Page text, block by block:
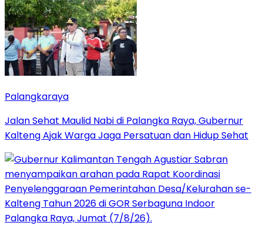
Palangkaraya
Jalan Sehat Maulid Nabi di Palangka Raya, Gubernur
Kalteng Ajak Warga Jaga Persatuan dan Hidup Sehat